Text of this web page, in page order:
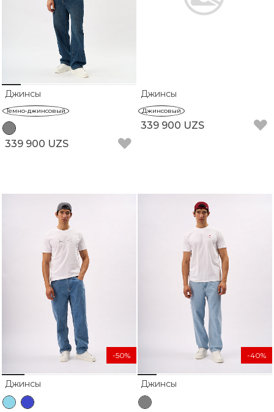
Джинсы
Темно-джинсовый
339 900 UZS
Джинсы
Джинсовый
339 900 UZS
Джинсы
-50%
Джинсы
-40%